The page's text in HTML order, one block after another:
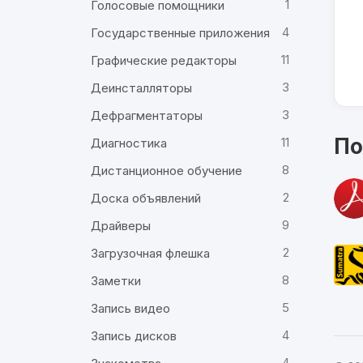
Голосовые помощники
1
Государственные приложения
4
Графические редакторы
11
Деинсталляторы
3
Дефрагментаторы
3
Диагностика
11
Дистанционное обучение
8
Доска объявлений
2
Драйверы
9
Загрузочная флешка
2
Заметки
8
Запись видео
5
Запись дисков
4